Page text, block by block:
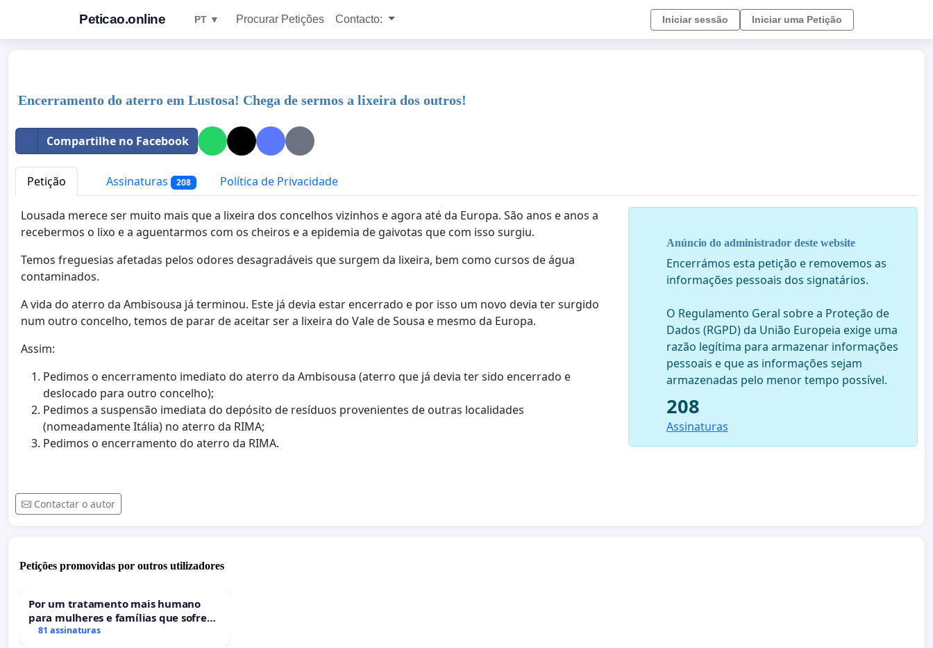
Peticao.online PT ▼ Procurar Petições Contacto: Iniciar sessão Iniciar uma Petição
Encerramento do aterro em Lustosa! Chega de sermos a lixeira dos outros!
Compartilhe no Facebook
Petição Assinaturas 208 Política de Privacidade
Lousada merece ser muito mais que a lixeira dos concelhos vizinhos e agora até da Europa. São anos e anos a
recebermos o lixo e a aguentarmos com os cheiros e a epidemia de gaivotas que com isso surgiu.
Temos freguesias afetadas pelos odores desagradáveis que surgem da lixeira, bem como cursos de água
contaminados.
A vida do aterro da Ambisousa já terminou. Este já devia estar encerrado e por isso um novo devia ter surgido
num outro concelho, temos de parar de aceitar ser a lixeira do Vale de Sousa e mesmo da Europa.
Assim:
Pedimos o encerramento imediato do aterro da Ambisousa (aterro que já devia ter sido encerrado e
deslocado para outro concelho);
Pedimos a suspensão imediata do depósito de resíduos provenientes de outras localidades
(nomeadamente Itália) no aterro da RIMA;
Pedimos o encerramento do aterro da RIMA.
Contactar o autor
Anúncio do administrador deste website
Encerrámos esta petição e removemos as
informações pessoais dos signatários.
O Regulamento Geral sobre a Proteção de
Dados (RGPD) da União Europeia exige uma
razão legítima para armazenar informações
pessoais e que as informações sejam
armazenadas pelo menor tempo possível.
208
Assinaturas
Petições promovidas por outros utilizadores
Por um tratamento mais humano
para mulheres e famílias que sofrem
uma perda gestacional nos hospitais
81 assinaturas